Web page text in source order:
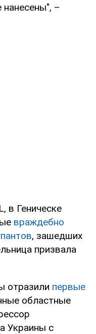
–
в Геническе
враждебно
, зашедших
призвала
отразили первые
областные
Украины с